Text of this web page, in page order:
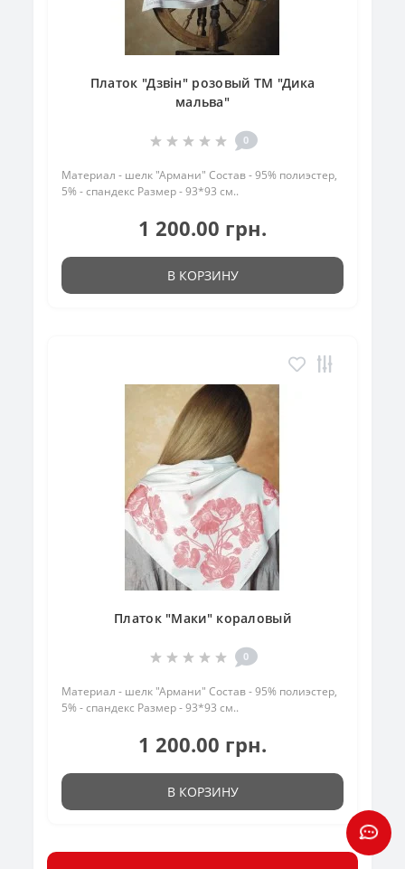
Платок "Дзвін" розовый ТМ "Дика
мальва"
0
Материал - шелк "Армани" Состав - 95% полиэстер,
5% - спандекс Размер - 93*93 см..
1 200.00 грн.
В КОРЗИНУ
Платок "Маки" кораловый
0
Материал - шелк "Армани" Состав - 95% полиэстер,
5% - спандекс Размер - 93*93 см..
1 200.00 грн.
В КОРЗИНУ